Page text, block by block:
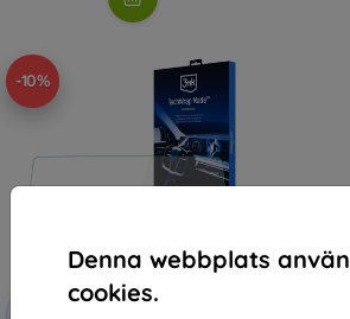
Denna webbplats
cookies.
-10%
Rabatt